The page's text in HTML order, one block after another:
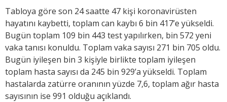
Tabloya göre son 24 saatte 47 kişi koronavirüsten
hayatını kaybetti, toplam can kaybı 6 bin 417’e yükseldi.
Bugün toplam 109 bin 443 test yapılırken, bin 572 yeni
vaka tanısı konuldu. Toplam vaka sayısı 271 bin 705 oldu.
Bugün iyileşen bin 3 kişiyle birlikte toplam iyileşen
toplam hasta sayısı da 245 bin 929’a yükseldi. Toplam
hastalarda zatürre oranının yüzde 7,6, toplam ağır hasta
sayısının ise 991 olduğu açıklandı.